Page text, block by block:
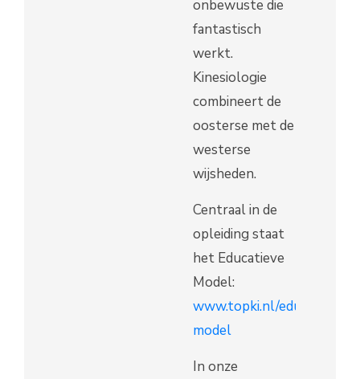
onbewuste die
fantastisch
werkt.
Kinesiologie
combineert de
oosterse met de
westerse
wijsheden.
Centraal in de
opleiding staat
het Educatieve
Model:
www.topki.nl/educatief-
model
In onze